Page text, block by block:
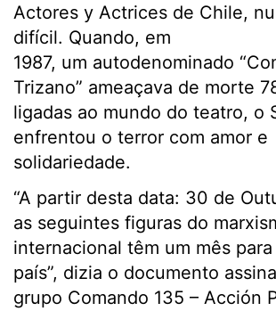
Actores y Actrices de Chile,
difícil. Quando, em
1987, um autodenominado
Trizano” ameaçava de morte
ligadas ao mundo do teatro, o
enfrentou o terror com amor e
solidariedade.
“A partir desta data: 30 de
as seguintes figuras do
internacional têm um mês
país”, dizia o documento
grupo Comando 135 – Acción